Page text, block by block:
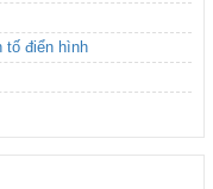
tố điển hình